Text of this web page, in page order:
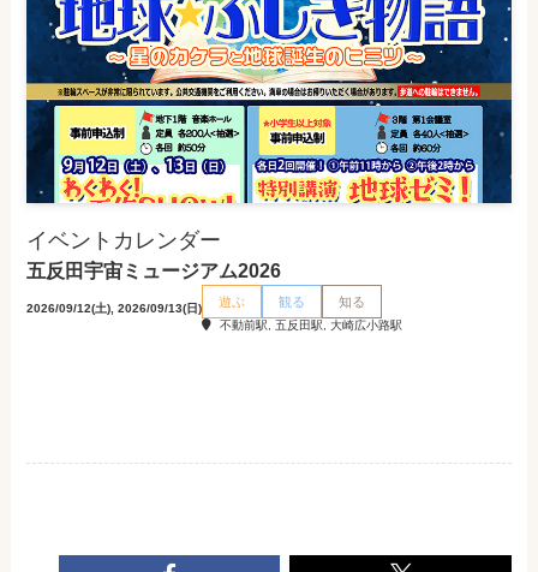
イベントカレンダー
五反田宇宙ミュージアム2026
2026/09/12(土), 2026/09/13(日) 遊ぶ 観る 知る
不動前駅, 五反田駅, 大崎広小路駅